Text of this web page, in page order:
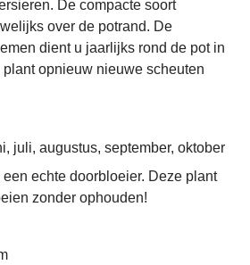
De compacte soort
over de potrand. De
dient u jaarlijks rond de pot in
opnieuw nieuwe scheuten
juli, augustus, september, oktober
een echte doorbloeier. Deze plant
zonder ophouden!